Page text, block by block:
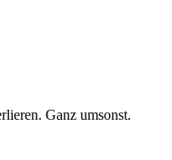
Ganz umsonst.